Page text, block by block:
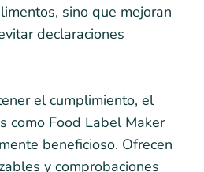
sino que mejoran
declaraciones
el cumplimiento, el
como Food Label Maker
beneficioso. Ofrecen
y comprobaciones